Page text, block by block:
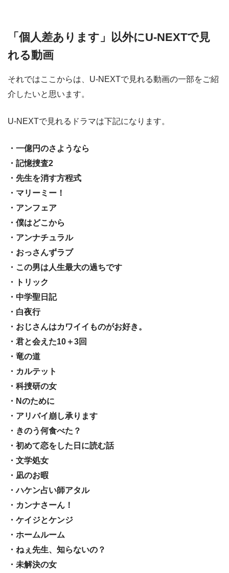
「個人差あります」以外にU-NEXTで見
れる動画
それではここからは、U-NEXTで見れる動画の一部をご紹
介したいと思います。
U-NEXTで見れるドラマは下記になります。
・一億円のさようなら
・記憶捜査2
・先生を消す方程式
・マリーミー！
・アンフェア
・僕はどこから
・アンナチュラル
・おっさんずラブ
・この男は人生最大の過ちです
・トリック
・中学聖日記
・白夜行
・おじさんはカワイイものがお好き。
・君と会えた10＋3回
・竜の道
・カルテット
・科捜研の女
・Nのために
・アリバイ崩し承ります
・きのう何食べた？
・初めて恋をした日に読む話
・文学処女
・凪のお暇
・ハケン占い師アタル
・カンナさーん！
・ケイジとケンジ
・ホームルーム
・ねぇ先生、知らないの？
・未解決の女